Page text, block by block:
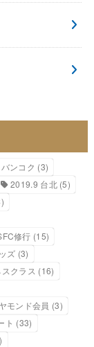
ンコク (3)
2019.9 台北(5)
修行 (15)
ズ (3)
クラス (16)
モンド会員 (3)
ト (33)